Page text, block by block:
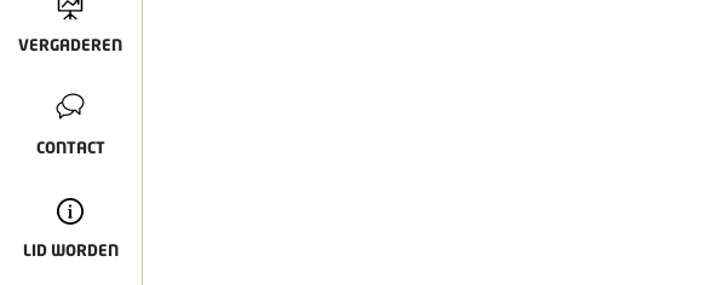
VERGADEREN
CONTACT
LID WORDEN